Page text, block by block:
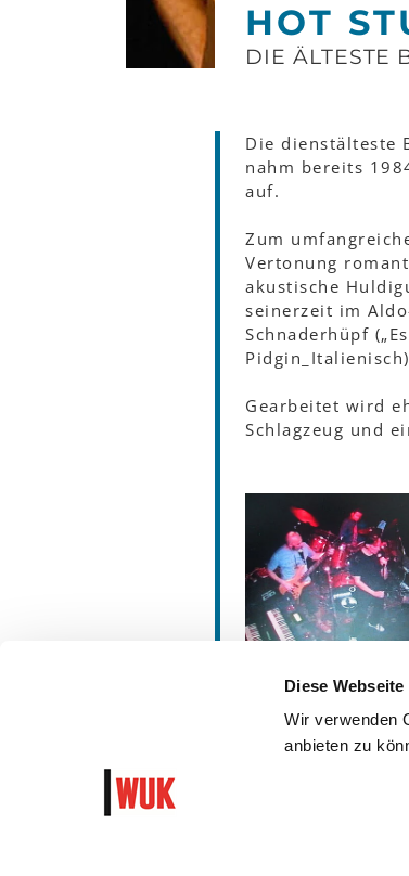
Diese
Wir verwenden
anbieten zu
HOT
DIE ÄLTESTE
Die dienstälteste
nahm bereits
auf.
Zum
Vertonung
akustische
seinerzeit im
Schnaderhüpf
Gearbeitet wird
Schlagzeug und